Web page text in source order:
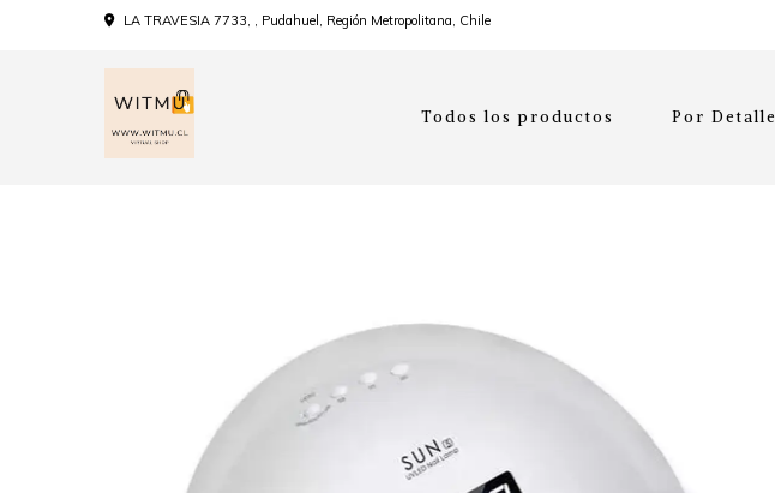
LA TRAVESIA 7733, , Pudahuel, Región Metropolitana, Chile
Todos los productos Por Detalle